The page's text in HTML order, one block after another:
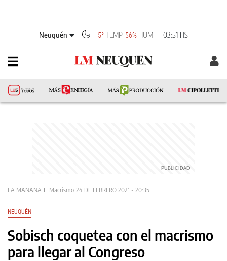
Neuquén 5° TEMP 56% HUM 03:51 HS
LA MAÑANA Macrismo 24 DE FEBRERO 2021 - 20:35
NEUQUÉN
Sobisch coquetea con el macrismo
para llegar al Congreso